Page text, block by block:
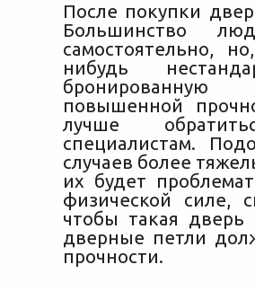
После покупки
Большинство
самостоятельно,
нибудь
повышенной
лучше
специалистам.
случаев более
их будет
физической силе,
чтобы такая дверь
дверные петли
прочности.